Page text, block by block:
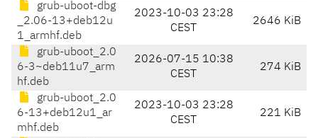
grub-uboot-dbg
_2.06-13+deb12u
1_armhf.deb
2023-10-03 23:28
CEST
2646 KiB
grub-uboot_2.0
6-3~deb11u7_arm
hf.deb
2026-07-15 10:38
CEST
274 KiB
grub-uboot_2.0
6-13+deb12u1_ar
mhf.deb
2023-10-03 23:28
CEST
221 KiB